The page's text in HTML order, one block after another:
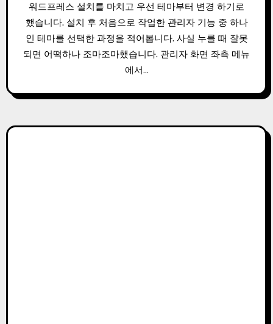
워드프레스 설치를 마치고 우선 테마부터 변경 하기로
했습니다. 설치 후 처음으로 작업한 관리자 기능 중 하나
인 테마를 선택한 과정을 적어봅니다. 사실 누를 때 잘못
되면 어떡하나 조마조마했습니다. 관리자 화면 좌측 메뉴
에서…